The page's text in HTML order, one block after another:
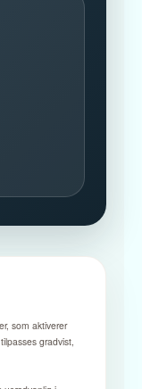
som aktiverer
gradvist,